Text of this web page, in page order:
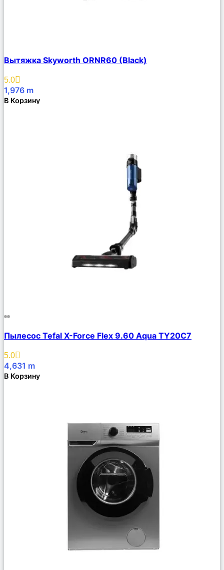
Описание
Избранное
Вытяжка Skyworth ORNR60 (Black)
5.0
1,976 m
В Корзину
Описание
Избранное
Пылесос Tefal X-Force Flex 9.60 Aqua TY20C7
5.0
4,631 m
В Корзину